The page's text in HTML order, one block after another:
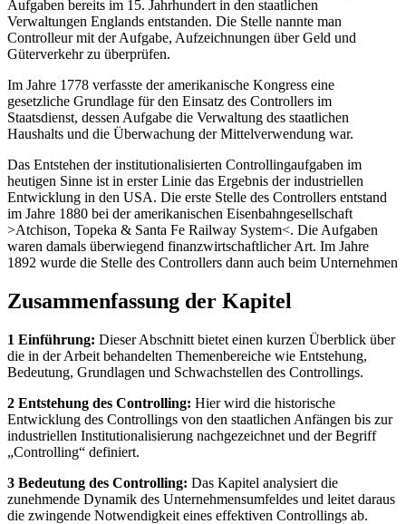
Aufgaben bereits im 15. Jahrhundert in den staatlichen
Verwaltungen Englands entstanden. Die Stelle nannte man
Controlleur mit der Aufgabe, Aufzeichnungen über Geld und
Güterverkehr zu überprüfen.
Im Jahre 1778 verfasste der amerikanische Kongress eine
gesetzliche Grundlage für den Einsatz des Controllers im
Staatsdienst, dessen Aufgabe die Verwaltung des staatlichen
Haushalts und die Überwachung der Mittelverwendung war.
Das Entstehen der institutionalisierten Controllingaufgaben im
heutigen Sinne ist in erster Linie das Ergebnis der industriellen
Entwicklung in den USA. Die erste Stelle des Controllers entstand
im Jahre 1880 bei der amerikanischen Eisenbahngesellschaft
>Atchison, Topeka & Santa Fe Railway System<. Die Aufgaben
waren damals überwiegend finanzwirtschaftlicher Art. Im Jahre
1892 wurde die Stelle des Controllers dann auch beim Unternehmen
Zusammenfassung der Kapitel
1 Einführung: Dieser Abschnitt bietet einen kurzen Überblick über
die in der Arbeit behandelten Themenbereiche wie Entstehung,
Bedeutung, Grundlagen und Schwachstellen des Controllings.
2 Entstehung des Controlling: Hier wird die historische
Entwicklung des Controllings von den staatlichen Anfängen bis zur
industriellen Institutionalisierung nachgezeichnet und der Begriff
„Controlling“ definiert.
3 Bedeutung des Controlling: Das Kapitel analysiert die
zunehmende Dynamik des Unternehmensumfeldes und leitet daraus
die zwingende Notwendigkeit eines effektiven Controllings ab.